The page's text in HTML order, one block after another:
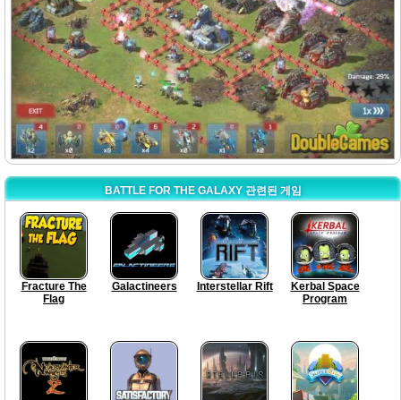
BATTLE FOR THE GALAXY 관련된 게임
Fracture The
Flag
Galactineers Interstellar Rift
Kerbal Space
Program